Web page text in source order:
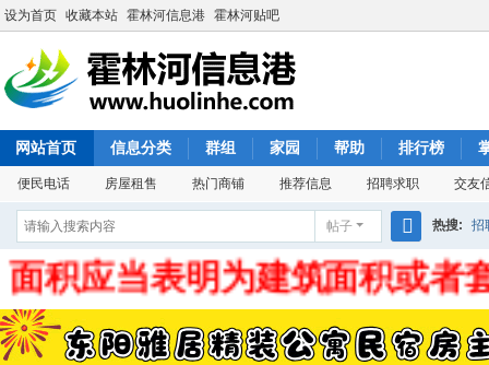
设为首页 收藏本站 霍林河信息港 霍林河贴吧
网站首页 信息分类 群组 家园 帮助 排行榜
便民电话 房屋租售 热门商铺 推荐信息 招聘求职 交友
帖子
搜
索
热搜: 招
应当表明为建筑面积或者套